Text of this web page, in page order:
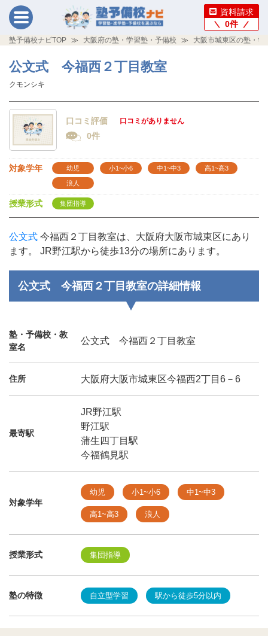
資料請求
0件
塾予備校ナビTOP 大阪府の塾・学習塾・予備校 大阪市城東区の塾・学
公文式 今福西２丁目教室
クモンシキ
口コミ評価 口コミがありません
0件
対象学年 幼児 小1~小6 中1~中3 高1~高3
浪人
授業形式 集団指導
公文式 今福西２丁目教室は、大阪府大阪市城東区にあり
ます。 JR野江駅から徒歩13分の場所にあります。
公文式 今福西２丁目教室の詳細情報
塾・予備校・教
室名
公文式 今福西２丁目教室
住所 大阪府大阪市城東区今福西2丁目6－6
最寄駅
JR野江駅
野江駅
蒲生四丁目駅
今福鶴見駅
対象学年
幼児 小1~小6 中1~中3
高1~高3 浪人
授業形式 集団指導
塾の特徴 自立型学習 駅から徒歩5分以内